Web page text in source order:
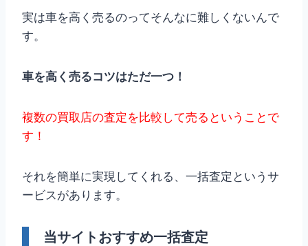
実は車を高く売るのってそんなに難しくないんで
す。
車を高く売るコツはただ一つ！
複数の買取店の査定を比較して売るということで
す！
それを簡単に実現してくれる、一括査定というサ
ービスがあります。
当サイトおすすめ一括査定